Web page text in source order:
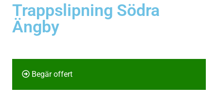
Trappslipning Södra
Ängby
Begär offert